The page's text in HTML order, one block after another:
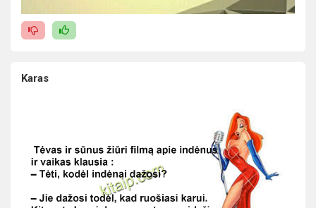
Karas